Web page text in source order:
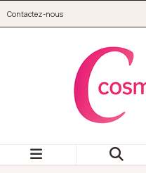
Contactez-nous